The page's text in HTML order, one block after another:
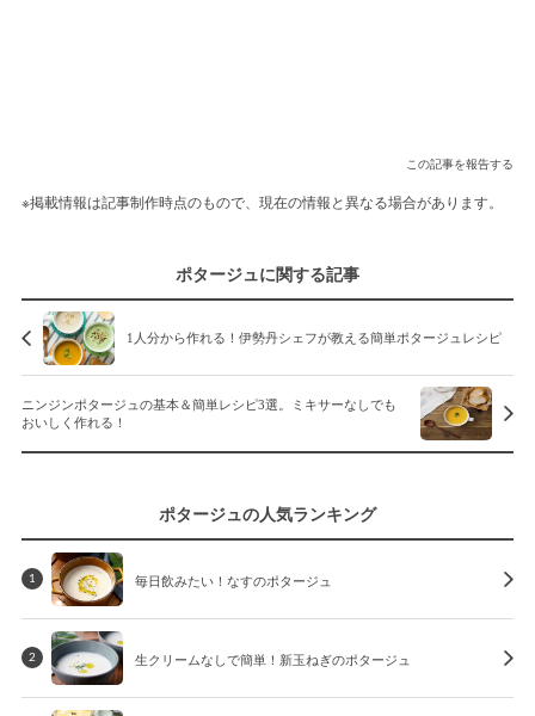
この記事を報告する
※掲載情報は記事制作時点のもので、現在の情報と異なる場合があります。
ポタージュに関する記事
1人分から作れる！伊勢丹シェフが教える簡単ポタージュレシピ
ニンジンポタージュの基本＆簡単レシピ3選。ミキサーなしでも
おいしく作れる！
ポタージュの人気ランキング
1 毎日飲みたい！なすのポタージュ
2 生クリームなしで簡単！新玉ねぎのポタージュ